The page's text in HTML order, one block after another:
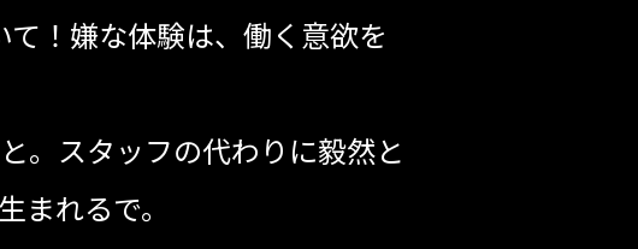
！嫌な体験は、働く意欲を
。スタッフの代わりに毅然と
まれるで。